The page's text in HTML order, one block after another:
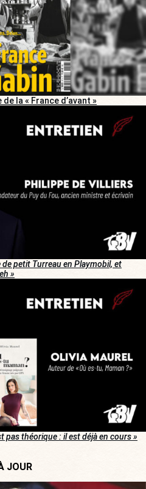
la « France d’avant »
petit Turreau en Playmobil, et
»
pas théorique : il est déjà en cours »
JOUR